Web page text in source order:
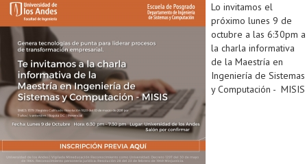
Lo invitamos el
próximo lunes 9 de
octubre a las 6:30pm a
la charla informativa
de la Maestría en
Ingeniería de Sistemas
y Computación - MISIS